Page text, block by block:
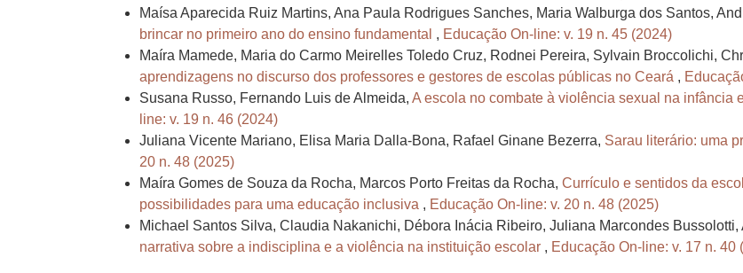
Maísa Aparecida Ruiz Martins, Ana Paula Rodrigues Sanches, Maria Walburga dos Santos,
brincar no primeiro ano do ensino fundamental , Educação On-line: v. 19 n. 45 (2024)
Maíra Mamede, Maria do Carmo Meirelles Toledo Cruz, Rodnei Pereira, Sylvain Broccolichi,
aprendizagens no discurso dos professores e gestores de escolas públicas no Ceará ,
Susana Russo, Fernando Luis de Almeida, A escola no combate à violência sexual na infância
line: v. 19 n. 46 (2024)
Juliana Vicente Mariano, Elisa Maria Dalla-Bona, Rafael Ginane Bezerra, Sarau literário: uma
20 n. 48 (2025)
Maíra Gomes de Souza da Rocha, Marcos Porto Freitas da Rocha, Currículo e sentidos da
possibilidades para uma educação inclusiva , Educação On-line: v. 20 n. 48 (2025)
Michael Santos Silva, Claudia Nakanichi, Débora Inácia Ribeiro, Juliana Marcondes
narrativa sobre a indisciplina e a violência na instituição escolar , Educação On-line: v. 17 n. 40